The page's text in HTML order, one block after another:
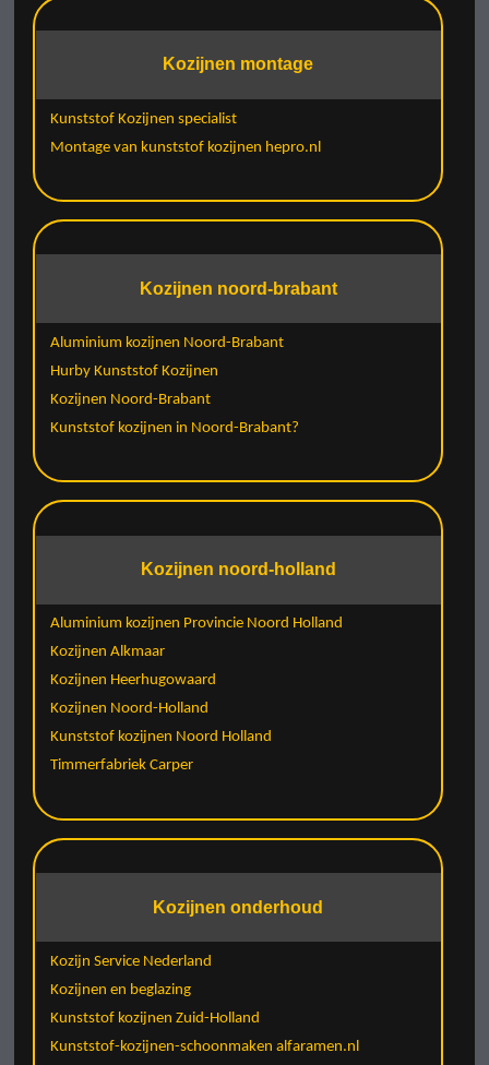
Kozijnen montage
Kunststof Kozijnen specialist
Montage van kunststof kozijnen hepro.nl
Kozijnen noord-brabant
Aluminium kozijnen Noord-Brabant
Hurby Kunststof Kozijnen
Kozijnen Noord-Brabant
Kunststof kozijnen in Noord-Brabant?
Kozijnen noord-holland
Aluminium kozijnen Provincie Noord Holland
Kozijnen Alkmaar
Kozijnen Heerhugowaard
Kozijnen Noord-Holland
Kunststof kozijnen Noord Holland
Timmerfabriek Carper
Kozijnen onderhoud
Kozijn Service Nederland
Kozijnen en beglazing
Kunststof kozijnen Zuid-Holland
Kunststof-kozijnen-schoonmaken alfaramen.nl